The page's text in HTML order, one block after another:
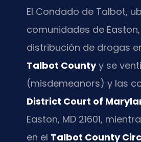
El Condado de Talbot,
comunidades de
distribución de drogas
Talbot Countyy se
(misdemeanors) y las
District Court of
Easton, MD 21601,
en el Talbot County